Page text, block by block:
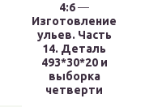
4:6—
Изготовление
ульев. Часть
14. Деталь
493*30*20 и
выборка
четверти